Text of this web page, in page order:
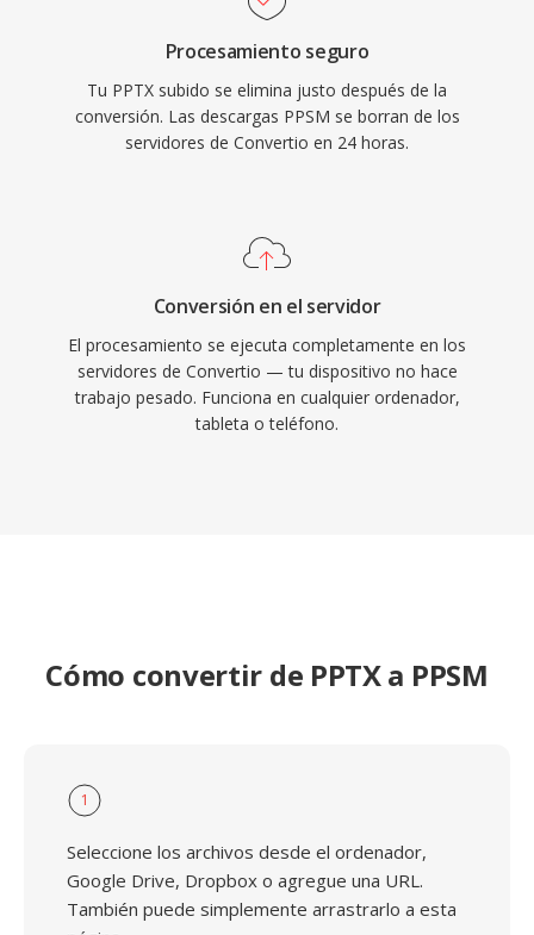
Procesamiento seguro
Tu PPTX subido se elimina justo después de la
conversión. Las descargas PPSM se borran de los
servidores de Convertio en 24 horas.
Conversión en el servidor
El procesamiento se ejecuta completamente en los
servidores de Convertio — tu dispositivo no hace
trabajo pesado. Funciona en cualquier ordenador,
tableta o teléfono.
Cómo convertir de PPTX a PPSM
1
Seleccione los archivos desde el ordenador,
Google Drive, Dropbox o agregue una URL.
También puede simplemente arrastrarlo a esta